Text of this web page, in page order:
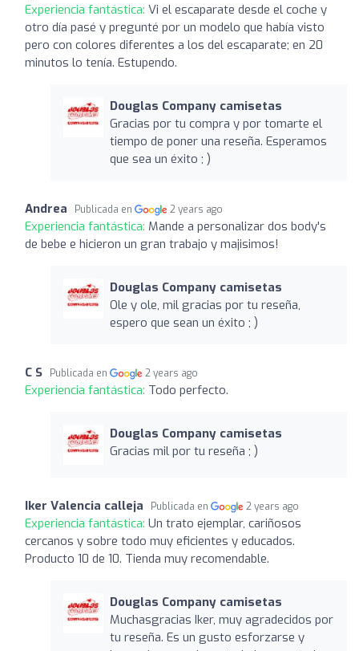
Experiencia fantástica: Vi el escaparate desde el coche y
otro día pasé y pregunté por un modelo que había visto
pero con colores diferentes a los del escaparate; en 20
minutos lo tenía. Estupendo.
Douglas Company camisetas
Gracias por tu compra y por tomarte el
tiempo de poner una reseña. Esperamos
que sea un éxito ; )
Andrea Publicada en 2 years ago
Experiencia fantástica: Mande a personalizar dos body's
de bebe e hicieron un gran trabajo y majisimos!
Douglas Company camisetas
Ole y ole, mil gracias por tu reseña,
espero que sean un éxito ; )
C S Publicada en 2 years ago
Experiencia fantástica: Todo perfecto.
Douglas Company camisetas
Gracias mil por tu reseña ; )
Iker Valencia calleja Publicada en 2 years ago
Experiencia fantástica: Un trato ejemplar, cariñosos
cercanos y sobre todo muy eficientes y educados.
Producto 10 de 10. Tienda muy recomendable.
Douglas Company camisetas
Muchasgracias Iker, muy agradecidos por
tu reseña. Es un gusto esforzarse y